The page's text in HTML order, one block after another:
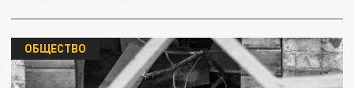
ОБЩЕСТВО